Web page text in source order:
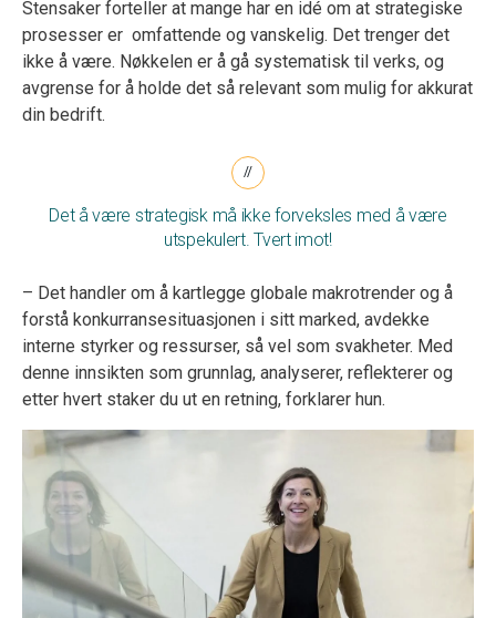
Stensaker forteller at mange har en idé om at strategiske
prosesser er omfattende og vanskelig. Det trenger det
ikke å være. Nøkkelen er å gå systematisk til verks, og
avgrense for å holde det så relevant som mulig for akkurat
din bedrift.
Det å være strategisk må ikke forveksles med å være
utspekulert. Tvert imot!
– Det handler om å kartlegge globale makrotrender og å
forstå konkurransesituasjonen i sitt marked, avdekke
interne styrker og ressurser, så vel som svakheter. Med
denne innsikten som grunnlag, analyserer, reflekterer og
etter hvert staker du ut en retning, forklarer hun.